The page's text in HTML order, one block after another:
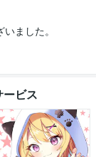
ました。
ビス